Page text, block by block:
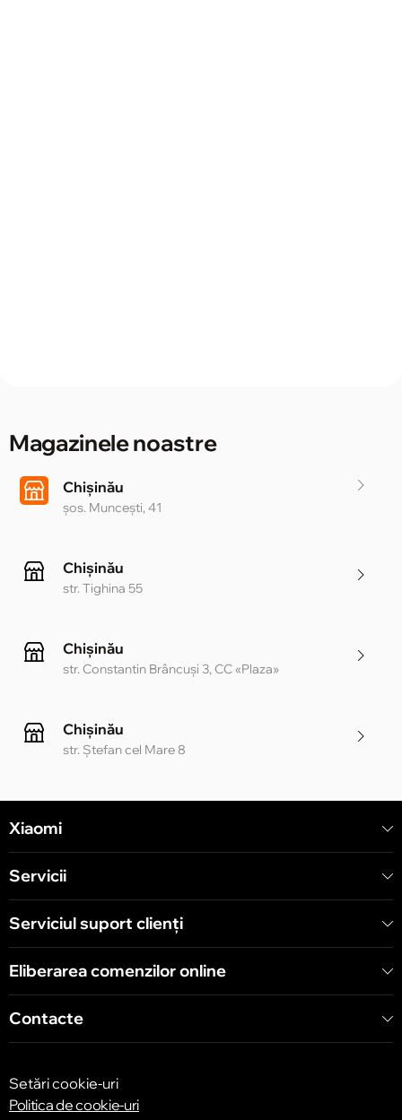
Magazinele noastre
Chișinău
șos. Muncești, 41
Chișinău
str. Tighina 55
Chișinău
str. Constantin Brâncuși 3, CC «Plaza»
Chișinău
str. Ștefan cel Mare 8
Chișinău
str. Arborilor 21, CC «Shopping MallDova»
Xiaomi
Servicii
Serviciul suport clienţi
Eliberarea comenzilor online
Contacte
Setări cookie-uri
Politica de cookie-uri